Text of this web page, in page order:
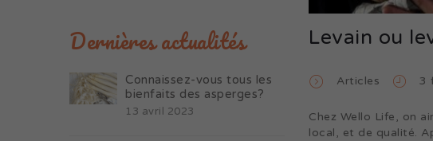
Levain ou
Articles 3
Chez Wello Life, on
local, et de qualité.
Dernières actualités
Connaissez-vous tous les
bienfaits des asperges?
13 avril 2023